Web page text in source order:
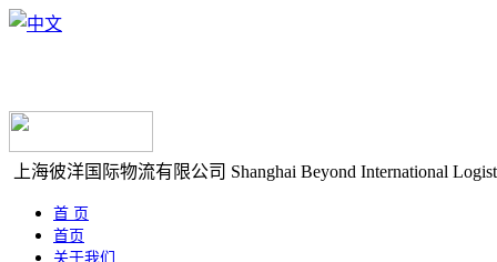
上海彼洋国际物流有限公司 Shanghai Beyond International
首 页
首页
关于我们